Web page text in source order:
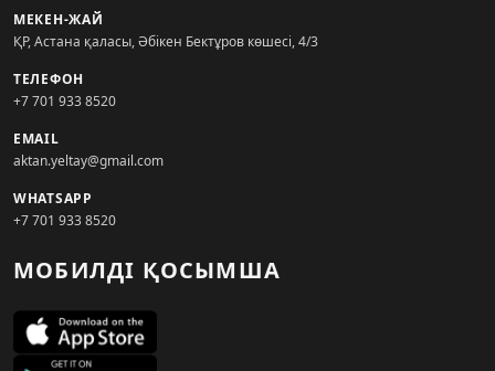
МЕКЕН-ЖАЙ
ҚР, Астана қаласы, Әбікен Бектұров көшесі, 4/3
ТЕЛЕФОН
+7 701 933 8520
EMAIL
aktan.yeltay@gmail.com
WHATSAPP
+7 701 933 8520
МОБИЛДІ ҚОСЫМША